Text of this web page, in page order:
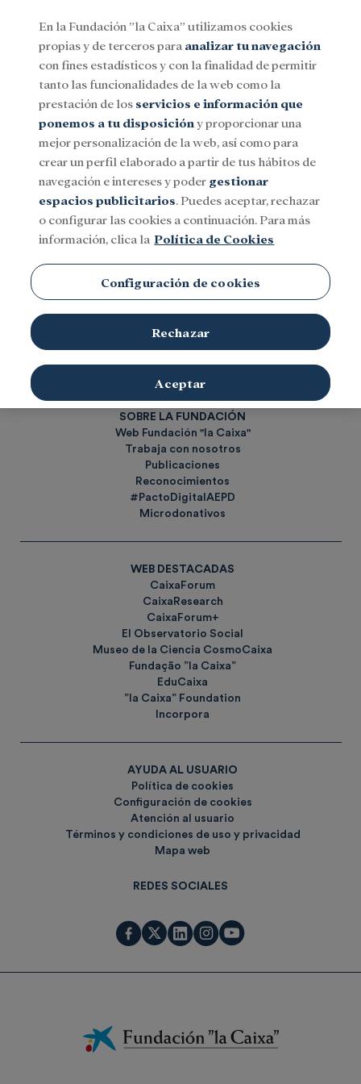
Menu
SocialInvestigación y becasCultura
Johns Hopkins University
Investigación y becas
Etiquetas
SOBRE LA FUNDACIÓN
Web Fundación "la Caixa"
Trabaja con nosotros
Publicaciones
Reconocimientos
#PactoDigitalAEPD
Microdonativos
WEB DESTACADAS
CaixaForum
CaixaResearch
CaixaForum+
El Observatorio Social
Museo de la Ciencia CosmoCaixa
Fundação ”la Caixa”
EduCaixa
”la Caixa” Foundation
Incorpora
AYUDA AL USUARIO
Política de cookies
Configuración de cookies
Atención al usuario
Términos y condiciones de uso y privacidad
Mapa web
REDES SOCIALES
Fundación
La
En la Fundación ”la Caixa” utilizamos cookies
propias y de terceros para analizar tu navegación
con fines estadísticos y con la finalidad de permitir
tanto las funcionalidades de la web como la
prestación de los servicios e información que
ponemos a tu disposición y proporcionar una
mejor personalización de la web, así como para
crear un perfil elaborado a partir de tus hábitos de
navegación e intereses y poder gestionar
espacios publicitarios. Puedes aceptar, rechazar
o configurar las cookies a continuación. Para más
información, clica la Política de Cookies
Configuración de cookies
Rechazar
Aceptar